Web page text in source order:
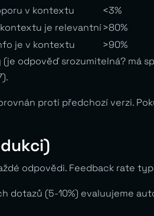
v kontextu
<3%
je relevantní>80%
je v kontextu
>90%
odpověď srozumitelná? má
proti předchozí verzi.
odpovědi. Feedback rate
dotazů (5-10%) evaluujeme